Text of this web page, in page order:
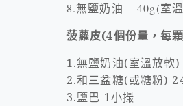
8.無鹽奶油 40g(室
菠蘿皮(4個份量，每
1.無鹽奶油(室溫放軟)
2.和三盆糖(或糖粉)
3.鹽巴 1小撮